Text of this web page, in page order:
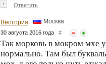
↑ Ответить
Вестория Москва
30 августа 2016 года #
Так морковь в мокром мхе
нормально. Там был